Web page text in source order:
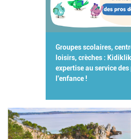
Groupes scolaires,
loisirs, crèches :
expertise au service des
l'enfance !